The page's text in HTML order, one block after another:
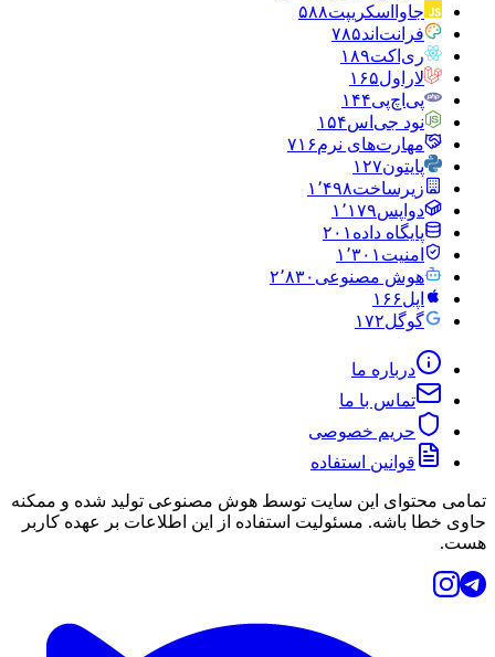
جاوااسکریپت۵۸۸
فرانت‌اند۷۸۵
ری‌اکت۱۸۹
لاراول۱۶۵
پی‌اچ‌پی۱۴۴
نود جی‌اس۱۵۴
مهارت‌های نرم۷۱۶
پایتون۱۲۷
زیرساخت۱٬۴۹۸
دواپس۱٬۱۷۹
پایگاه داده ۲۰۱
امنیت ۱٬۳۰۱
هوش مصنوعی ۲٬۸۳۰
اپل۱۶۶
گوگل۱۷۲
درباره ما
تماس با ما
حریم خصوصی
قوانین استفاده
تمامی محتوای این سایت توسط هوش مصنوعی تولید شده و ممکنه
حاوی خطا باشه. مسئولیت استفاده از این اطلاعات بر عهده کاربر
هست.